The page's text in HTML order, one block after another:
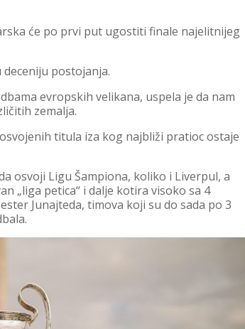
će po prvi put ugostiti finale najelitnijeg
postojanja.
evropskih velikana, uspela je da nam
zemalja.
titula iza kog najbliži pratioc ostaje
osvoji Ligu Šampiona, koliko i Liverpul, a
„liga petica“ i dalje kotira visoko sa 4
Junajteda, timova koji su do sada po 3